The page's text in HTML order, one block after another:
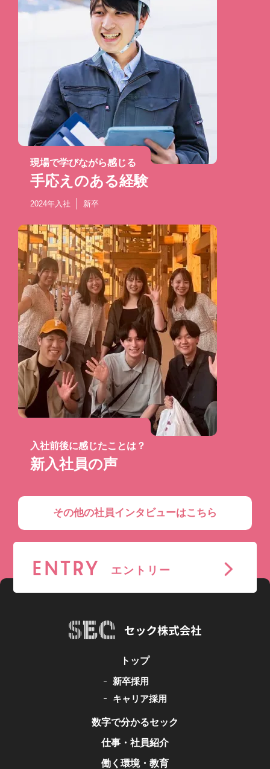
現場で学びながら感じる
手応えのある経験
2024年入社 新卒
入社前後に感じたことは？
新入社員の声
その他の社員インタビューはこちら
ENTRY エントリー
トップ
新卒採用
キャリア採用
数字で分かるセック
仕事・社員紹介
働く環境・教育